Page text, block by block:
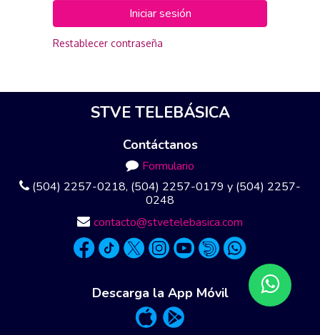
Iniciar sesión
Restablecer contraseña
STVE TELEBÁSICA
Contáctanos
Formulario
(504) 2257-0218, (504) 2257-0179 y (504) 2257-
0248
contacto@stvetelebasica.com
Descarga la App Móvil